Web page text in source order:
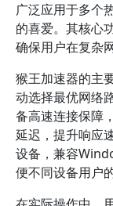
广泛应用于多个
的喜爱。其核心
确保用户在复杂
猴王加速器的主
动选择最优网络
备高速连接保障
延迟，提升响应
设备，兼容
便不同设备用户